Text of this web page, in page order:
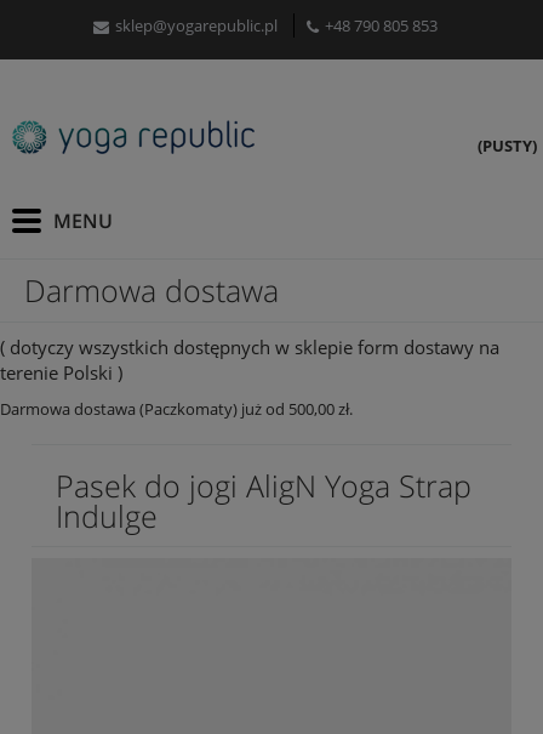
sklep@yogarepublic.pl +48 790 805 853
(PUSTY)
Darmowa dostawa
( dotyczy wszystkich dostępnych w sklepie form dostawy na
terenie Polski )
Darmowa dostawa (Paczkomaty) już od 500,00 zł.
Pasek do jogi AligN Yoga Strap
Indulge